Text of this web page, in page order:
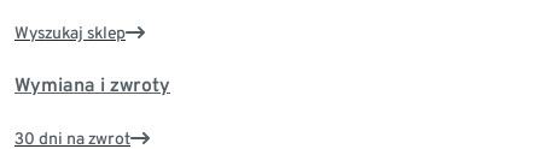
Wyszukaj sklep
Wymiana i zwroty
30 dni na zwrot